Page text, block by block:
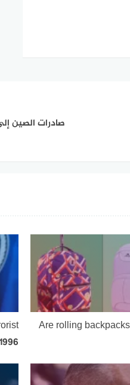
صادرات الصين إلى
Are rolling